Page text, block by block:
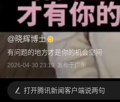
@晓辉博士
有问题的地方才是你的机会空间
2026-04-30 23:13 发布于广东
打开腾讯新闻客户端说两句